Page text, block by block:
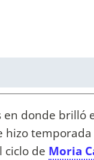
donde brilló
hizo
ciclo de Moria